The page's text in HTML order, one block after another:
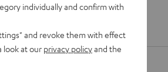
ON
individually and confirm with
and revoke them with effect
look at our privacy policyand the